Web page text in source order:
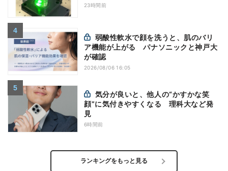
23時間前
ア機能が上がる パナソニックと神戸大
が確認
2026/08/06 16:05
顔”に気付きやすくなる 理科大など発
見
6時間前
ランキングをもっと見る